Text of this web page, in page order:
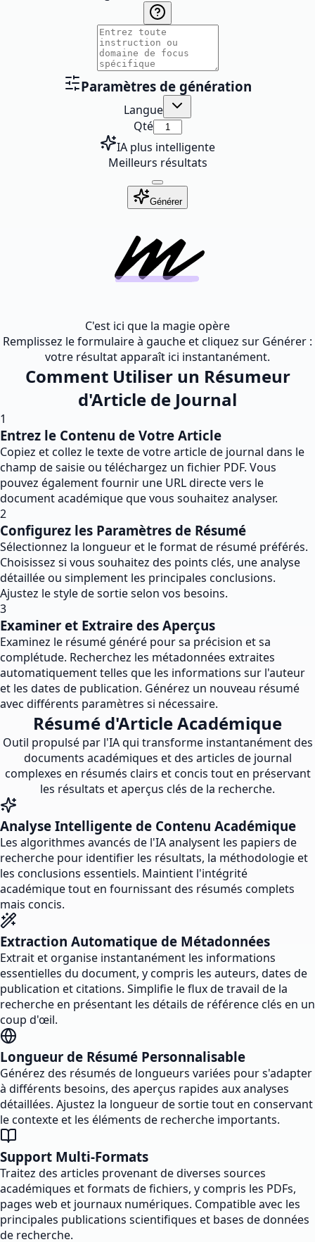
Paramètres de génération
Langue
Qté
IA plus intelligente
Meilleurs résultats
Générer
C'est ici que la magie opère
Remplissez le formulaire à gauche et cliquez sur Générer :
votre résultat apparaît ici instantanément.
Comment Utiliser un Résumeur
d'Article de Journal
1
Entrez le Contenu de Votre Article
Copiez et collez le texte de votre article de journal dans le
champ de saisie ou téléchargez un fichier PDF. Vous
pouvez également fournir une URL directe vers le
document académique que vous souhaitez analyser.
2
Configurez les Paramètres de Résumé
Sélectionnez la longueur et le format de résumé préférés.
Choisissez si vous souhaitez des points clés, une analyse
détaillée ou simplement les principales conclusions.
Ajustez le style de sortie selon vos besoins.
3
Examiner et Extraire des Aperçus
Examinez le résumé généré pour sa précision et sa
complétude. Recherchez les métadonnées extraites
automatiquement telles que les informations sur l'auteur
et les dates de publication. Générez un nouveau résumé
avec différents paramètres si nécessaire.
Résumé d'Article Académique
Outil propulsé par l'IA qui transforme instantanément des
documents académiques et des articles de journal
complexes en résumés clairs et concis tout en préservant
les résultats et aperçus clés de la recherche.
Analyse Intelligente de Contenu Académique
Les algorithmes avancés de l'IA analysent les papiers de
recherche pour identifier les résultats, la méthodologie et
les conclusions essentiels. Maintient l'intégrité
académique tout en fournissant des résumés complets
mais concis.
Extraction Automatique de Métadonnées
Extrait et organise instantanément les informations
essentielles du document, y compris les auteurs, dates de
publication et citations. Simplifie le flux de travail de la
recherche en présentant les détails de référence clés en un
coup d'œil.
Longueur de Résumé Personnalisable
Générez des résumés de longueurs variées pour s'adapter
à différents besoins, des aperçus rapides aux analyses
détaillées. Ajustez la longueur de sortie tout en conservant
le contexte et les éléments de recherche importants.
Support Multi-Formats
Traitez des articles provenant de diverses sources
académiques et formats de fichiers, y compris les PDFs,
pages web et journaux numériques. Compatible avec les
principales publications scientifiques et bases de données
de recherche.